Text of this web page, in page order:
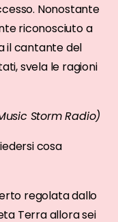
Nonostante
riconosciuto a
il cantante del
svela le ragioni
Storm Radio)
cosa
regolata dallo
Terra allora sei